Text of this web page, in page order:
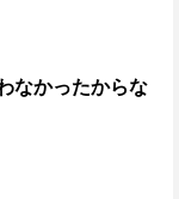
なかったからな